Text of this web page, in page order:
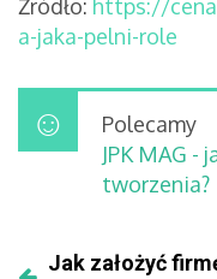
Źródło: https://
a-jaka-pelni-role
Polecamy
JPK MAG -
tworzenia?
Jak założyć